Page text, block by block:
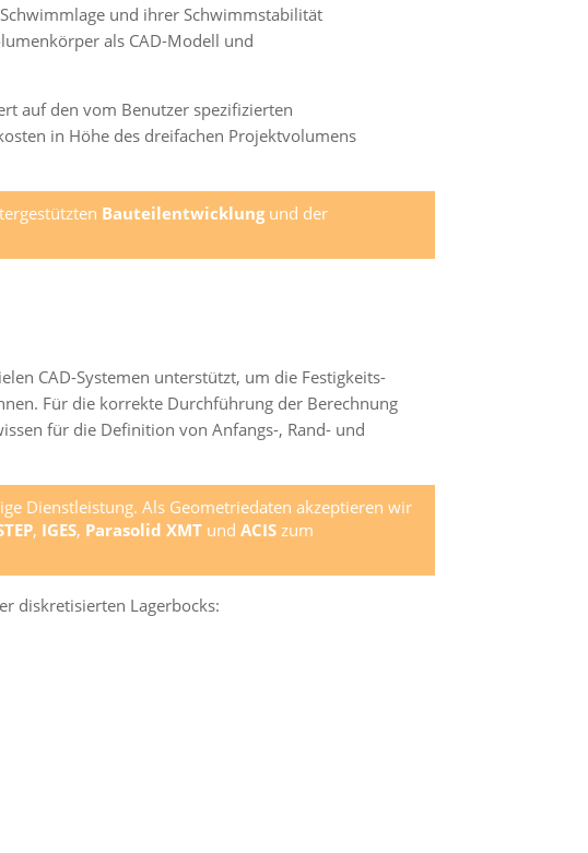
und ihrer Schwimmstabilität
als CAD-Modell und
auf den vom Benutzer spezifizierten
in Höhe des dreifachen Projektvolumens
Bauteilentwicklungund der
CAD-Systemen unterstützt, um die Festigkeits-
Für die korrekte Durchführung der Berechnung
für die Definition von Anfangs-, Rand- und
Dienstleistung. Als Geometriedaten akzeptieren wir
, IGES, Parasolid XMT und ACIS zum
diskretisierten Lagerbocks: